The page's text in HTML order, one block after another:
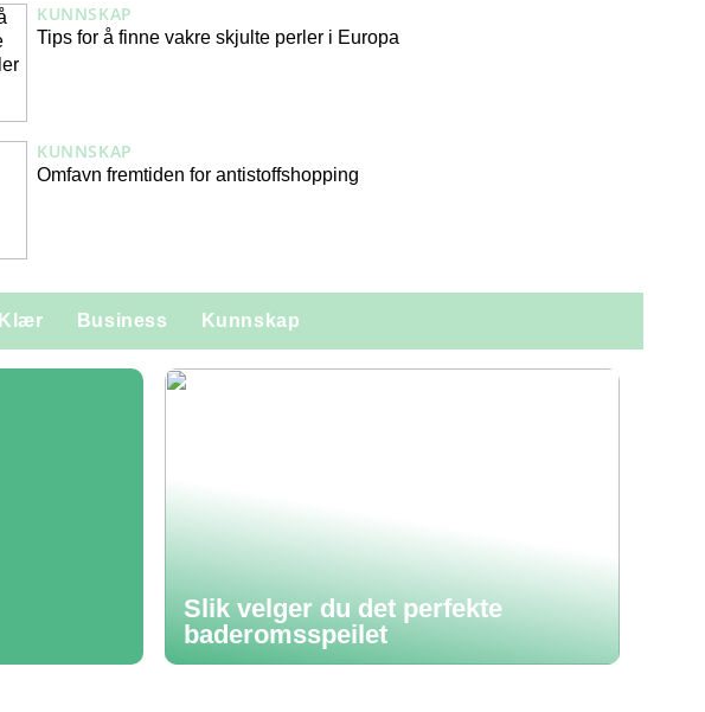
KUNNSKAP
Tips for å finne vakre skjulte perler i Europa
KUNNSKAP
Omfavn fremtiden for antistoffshopping
Klær Business Kunnskap
Slik velger du det perfekte
baderomsspeilet